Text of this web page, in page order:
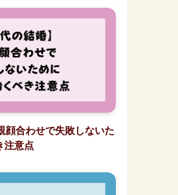
顔合わせで失敗しないた
注意点